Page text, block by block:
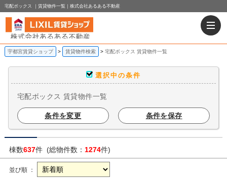
宅配ボックス ｜賃貸物件一覧｜株式会社あるある不動産
宇都宮賃貸ショップ 賃貸物件検索 宅配ボックス 賃貸物件一覧
選択中の条件
宅配ボックス 賃貸物件一覧
条件を変更 条件を保存
棟数637件 (総物件数： 1274件)
並び順 ：